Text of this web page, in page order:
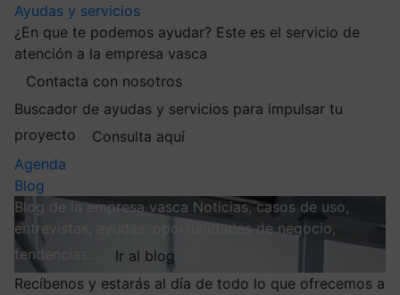
Ayudas y servicios
¿En que te podemos ayudar? Este es el servicio de
atención a la empresa vasca
Contacta con nosotros
Buscador de ayudas y servicios para impulsar tu
proyecto
Consulta aquí
Agenda
Blog
Blog de la empresa vasca Noticias, casos de uso,
entrevistas, ayudas, oportunidades de negocio,
tendencias…
Ir al blog
Recíbenos y estarás al día de todo lo que ofrecemos a